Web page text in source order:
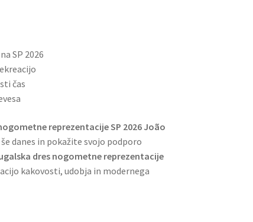
SP 2026
čas
reprezentacije SP 2026 João
še danes in pokažite svojo podporo
dres nogometne reprezentacije
kakovosti, udobja in modernega